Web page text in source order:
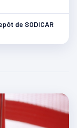
de SODICAR